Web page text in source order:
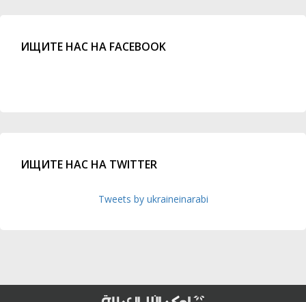
ИЩИТЕ НАС НА FACEBOOK
ИЩИТЕ НАС НА TWITTER
Tweets by ukraineinarabi